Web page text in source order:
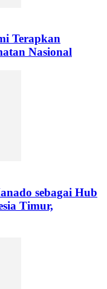
Terapkan
Nasional
sebagai Hub
Timur,